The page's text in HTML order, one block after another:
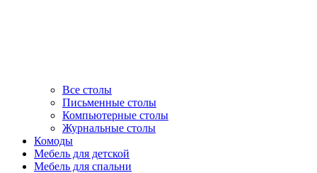
Все столы
Письменные столы
Компьютерные столы
Журнальные столы
Комоды
Мебель для детской
Мебель для спальни